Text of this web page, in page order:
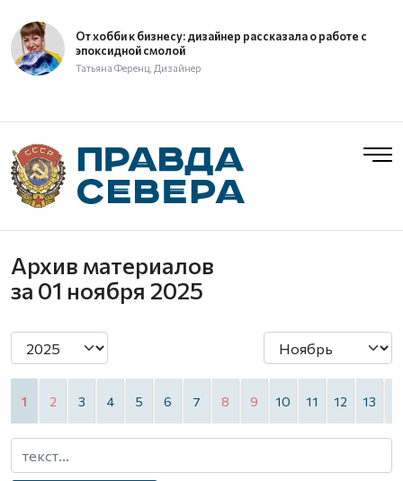
От хобби к бизнесу: дизайнер рассказала о работе с
эпоксидной смолой
Татьяна Ференц, Дизайнер
Архив материалов
за 01 ноября 2025
1 2 3 4 5 6 7 8 9 10 11 12 13